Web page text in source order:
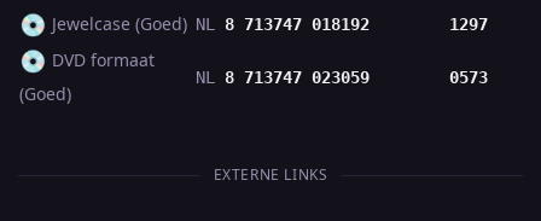
💿 Jewelcase (Goed) NL 8 713747 018192 1297
💿 DVD formaat
(Goed)
NL 8 713747 023059 0573
EXTERNE LINKS